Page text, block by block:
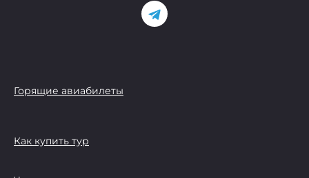
Горящие авиабилеты
Как купить тур